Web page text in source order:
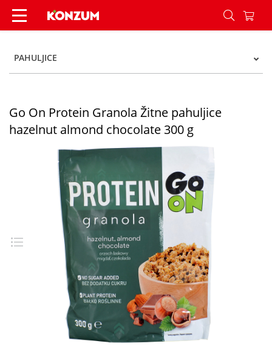
Go On Protein Granola Žitne pahuljice hazelnut
PAHULJICE
Go On Protein Granola Žitne pahuljice
hazelnut almond chocolate 300 g